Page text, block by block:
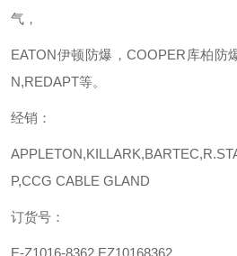
气，
EATON伊顿防爆，COOPER库柏防
N,REDAPT等。
经销：
P,CCG CABLE GLAND
订货号：
E-Z1016-8362 EZ10168362